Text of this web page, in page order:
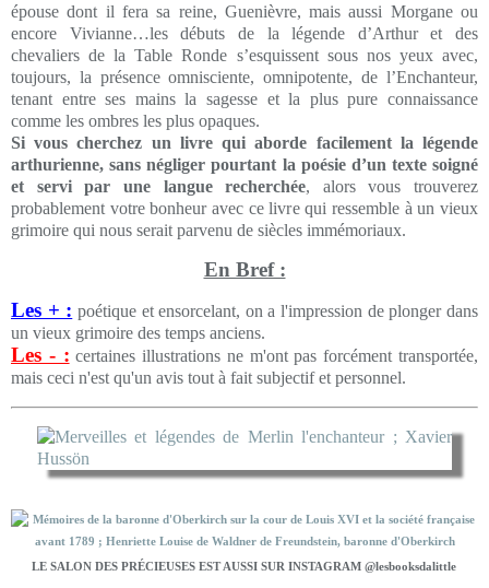
épouse dont il fera sa reine, Guenièvre, mais aussi Morgane ou
encore Vivianne…les débuts de la légende d’Arthur et des
chevaliers de la Table Ronde s’esquissent sous nos yeux avec,
toujours, la présence omnisciente, omnipotente, de l’Enchanteur,
tenant entre ses mains la sagesse et la plus pure connaissance
comme les ombres les plus opaques.
Si vous cherchez un livre qui aborde facilement la légende
arthurienne, sans négliger pourtant la poésie d’un texte soigné
et servi par une langue recherchée, alors vous trouverez
probablement votre bonheur avec ce livre qui ressemble à un vieux
grimoire qui nous serait parvenu de siècles immémoriaux.
En Bref :
Les + : poétique et ensorcelant, on a l'impression de plonger dans
un vieux grimoire des temps anciens.
Les - : certaines illustrations ne m'ont pas forcément transportée,
mais ceci n'est qu'un avis tout à fait subjectif et personnel.
LE SALON DES PRÉCIEUSES EST AUSSI SUR INSTAGRAM @lesbooksdalittle